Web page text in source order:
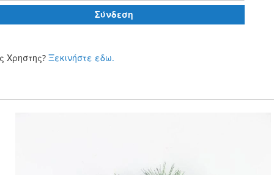
Σύνδεση
Χρηστης? Ξεκινήστε εδω.
περιεχόμενο